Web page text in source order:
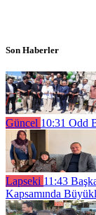
Son Haberler
Güncel 10:31 Odd
Lapseki 11:43
Kapsamında